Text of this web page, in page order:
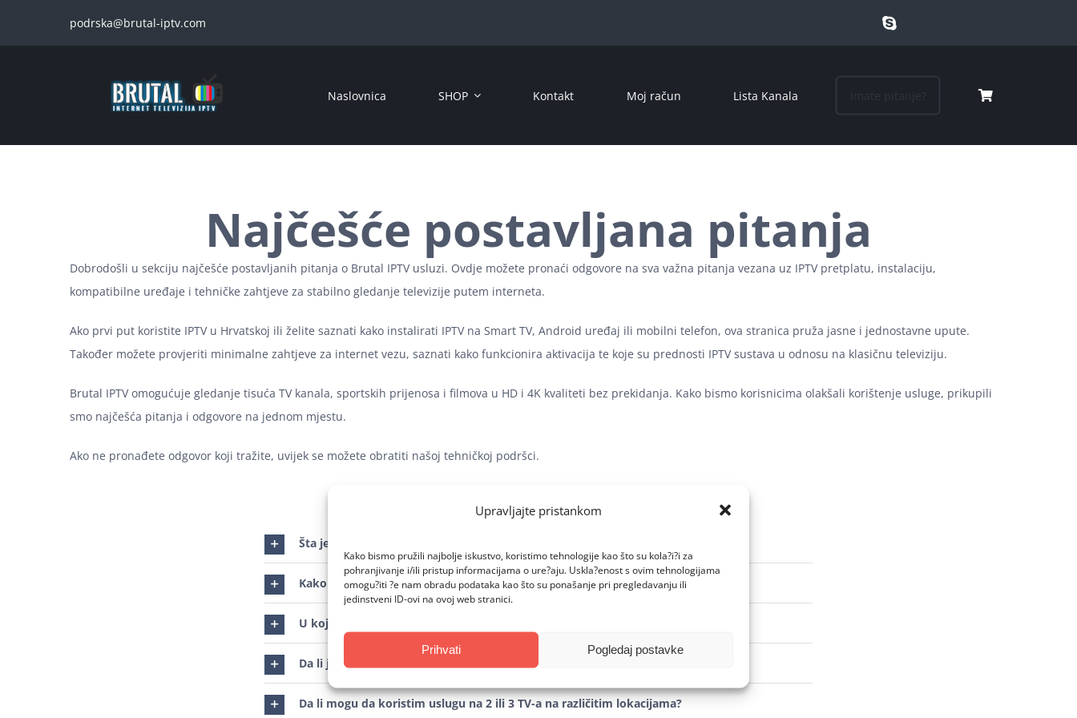
Upravljajte pristankom
Kako bismo pružili najbolje iskustvo, koristimo tehnologije kao što su kola?i?i za
pohranjivanje i/ili pristup informacijama o ure?aju. Uskla?enost s ovim tehnologijama
omogu?iti ?e nam obradu podataka kao što su ponašanje pri pregledavanju ili
jedinstveni ID-ovi na ovoj web stranici.
Prihvati Pogledaj postavke
podrska@brutal-iptv.com
Naslovnica SHOP Kontakt Moj račun Lista Kanala
Najčešće postavljana pitanja
Dobrodošli u sekciju najčešće postavljanih pitanja o Brutal IPTV usluzi. Ovdje možete pronaći odgovore na sva važna pitanja vezana uz IPTV pretplatu, instalaciju,
kompatibilne uređaje i tehničke zahtjeve za stabilno gledanje televizije putem interneta.
Ako prvi put koristite IPTV u Hrvatskoj ili želite saznati kako instalirati IPTV na Smart TV, Android uređaj ili mobilni telefon, ova stranica pruža jasne i jednostavne upute.
Također možete provjeriti minimalne zahtjeve za internet vezu, saznati kako funkcionira aktivacija te koje su prednosti IPTV sustava u odnosu na klasičnu televiziju.
Brutal IPTV omogućuje gledanje tisuća TV kanala, sportskih prijenosa i filmova u HD i 4K kvaliteti bez prekidanja. Kako bismo korisnicima olakšali korištenje usluge, prikupili
smo najčešća pitanja i odgovore na jednom mjestu.
Ako ne pronađete odgovor koji tražite, uvijek se možete obratiti našoj tehničkoj podršci.
Šta je Brutal IPTV?
Kako mogu koristiti Brutal IPTV uslugu?
U kojim zemljama je dostupna Brutal IPTV usluga?
Da li je potreban pristup internetu da bih gledao televiziju preko vašeg servisa?
Da li mogu da koristim uslugu na 2 ili 3 TV-a na različitim lokacijama?